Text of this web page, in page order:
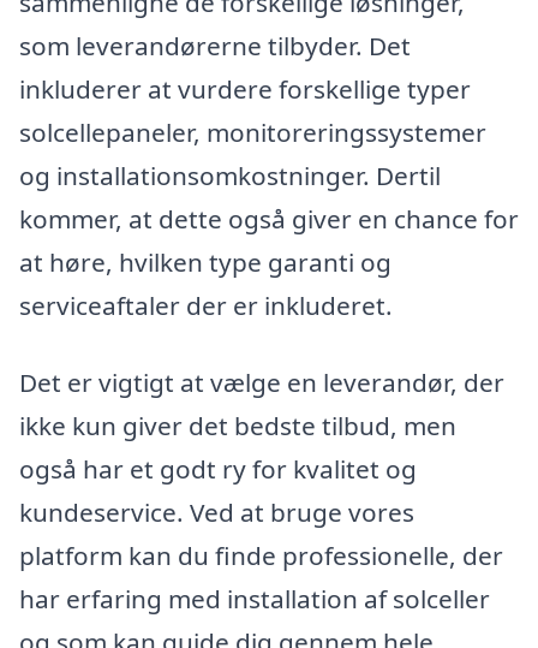
som leverandørerne tilbyder. Det
inkluderer at vurdere forskellige typer
solcellepaneler, monitoreringssystemer
og installationsomkostninger. Dertil
kommer, at dette også giver en chance for
at høre, hvilken type garanti og
serviceaftaler der er inkluderet.
Det er vigtigt at vælge en leverandør, der
ikke kun giver det bedste tilbud, men
også har et godt ry for kvalitet og
kundeservice. Ved at bruge vores
platform kan du finde professionelle, der
har erfaring med installation af solceller